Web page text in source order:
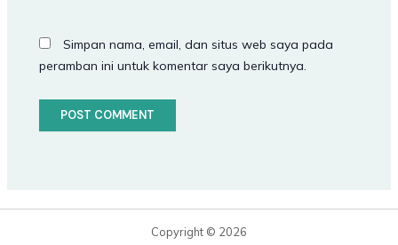
Simpan nama, email, dan situs web saya pada
peramban ini untuk komentar saya berikutnya.
Copyright © 2026